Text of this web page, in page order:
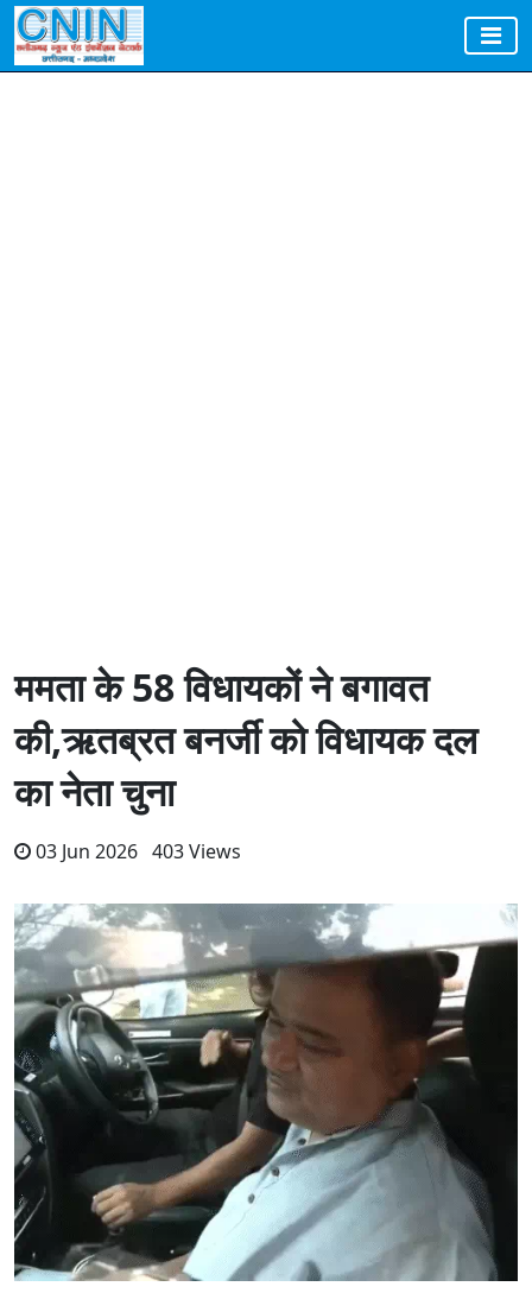
ममता के 58 विधायकों ने बगावत
की,ऋतब्रत बनर्जी को विधायक दल
का नेता चुना
03 Jun 2026 403 Views